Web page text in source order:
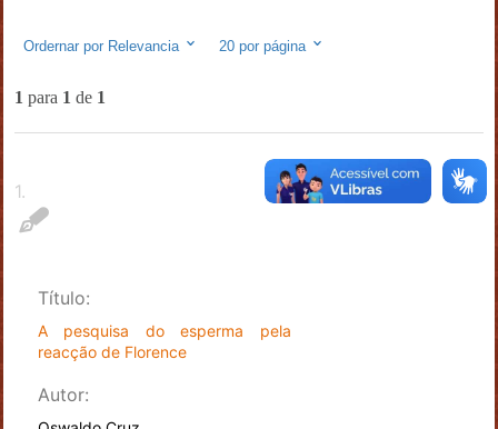
Ordernar por Relevancia 20por página
1 para 1 de 1
1.
Título:
A pesquisa do esperma pela
reacção de Florence
Autor: